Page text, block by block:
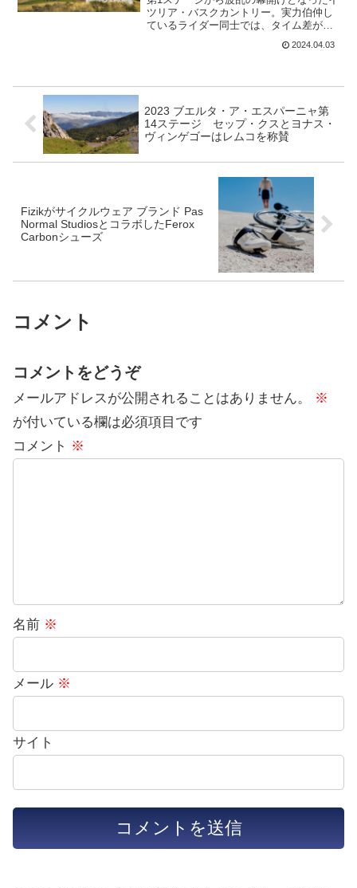
ツリア・バスクカントリー。実力伯仲し
ているライダー同士では、タイム差がつ
きにくいステージが続いていく。第2ステ
ージでは、総合勢が動いてくることはな
2024.04.03
2023 ブエルタ・ア・エスパーニャ第
14ステージ セップ・クスとヨナス・
ヴィンゲゴーはレムコを称賛
Fizikがサイクルウェア ブランド Pas
Normal StudiosとコラボしたFerox
Carbonシューズ
コメント
コメントをどうぞ
メールアドレスが公開されることはありません。
※
が付いている欄は必須項目です
コメント ※
名前 ※
メール ※
サイト